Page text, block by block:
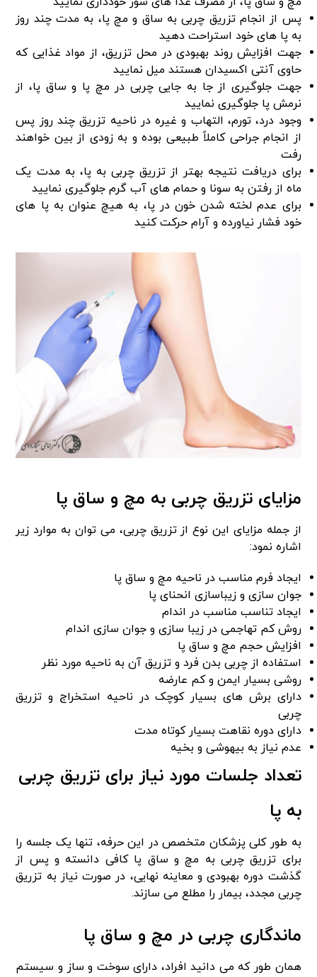
پس‌ از انجام تزریق چربی به ساق و مچ پا، به مدت چند روز
به پا های خود استراحت دهید
جهت افزایش روند بهبودی در محل تزریق، از مواد غذایی که
حاوی آنتی‌ اکسیدان هستند میل نمایید
جهت جلوگیری از جا به جایی چربی در مچ پا و ساق پا، از
نرمش پا جلوگیری نمایید
وجود درد، تورم، التهاب و غیره در ناحیه تزریق چند روز پس‌
از انجام جراحی کاملاً طبیعی بوده و به‌ زودی از بین خواهند
رفت
برای دریافت نتیجه بهتر از تزریق چربی به پا، به مدت یک
ماه از رفتن به سونا و حمام های آب گرم جلوگیری نمایید
برای عدم لخته شدن خون در پا، به‌ هیچ‌ عنوان به پا های
خود فشار نیاورده و آرام حرکت کنید
مزایای تزریق چربی به مچ و ساق پا
از جمله مزایای این نوع از تزریق چربی، می‌ توان به موارد زیر
اشاره نمود:
ایجاد فرم مناسب در ناحیه مچ و ساق پا
جوان‌ سازی و زیباسازی انحنای پا
ایجاد تناسب مناسب در اندام
روش کم تهاجمی در زیبا سازی و جوان‌ سازی اندام
افزایش حجم مچ و ساق پا
استفاده از چربی بدن فرد و تزریق آن به ناحیه مورد نظر
روشی بسیار ایمن و کم عارضه
دارای برش‌ های بسیار کوچک در ناحیه استخراج و تزریق
چربی
دارای دوره نقاهت بسیار کوتاه‌ مدت
عدم نیاز به بیهوشی و بخیه
تعداد جلسات مورد نیاز برای تزریق چربی
به پا
به‌ طور کلی پزشکان متخصص در این حرفه، تنها یک جلسه را
برای تزریق چربی به مچ و ساق پا کافی دانسته و پس‌ از
گذشت دوره بهبودی و معاینه نهایی، در صورت نیاز به تزریق
چربی مجدد، بیمار را مطلع می‌ سازند.
ماندگاری چربی در مچ و ساق پا
همان‌ طور که می‌ دانید افراد، دارای سوخت‌ و ساز و سیستم